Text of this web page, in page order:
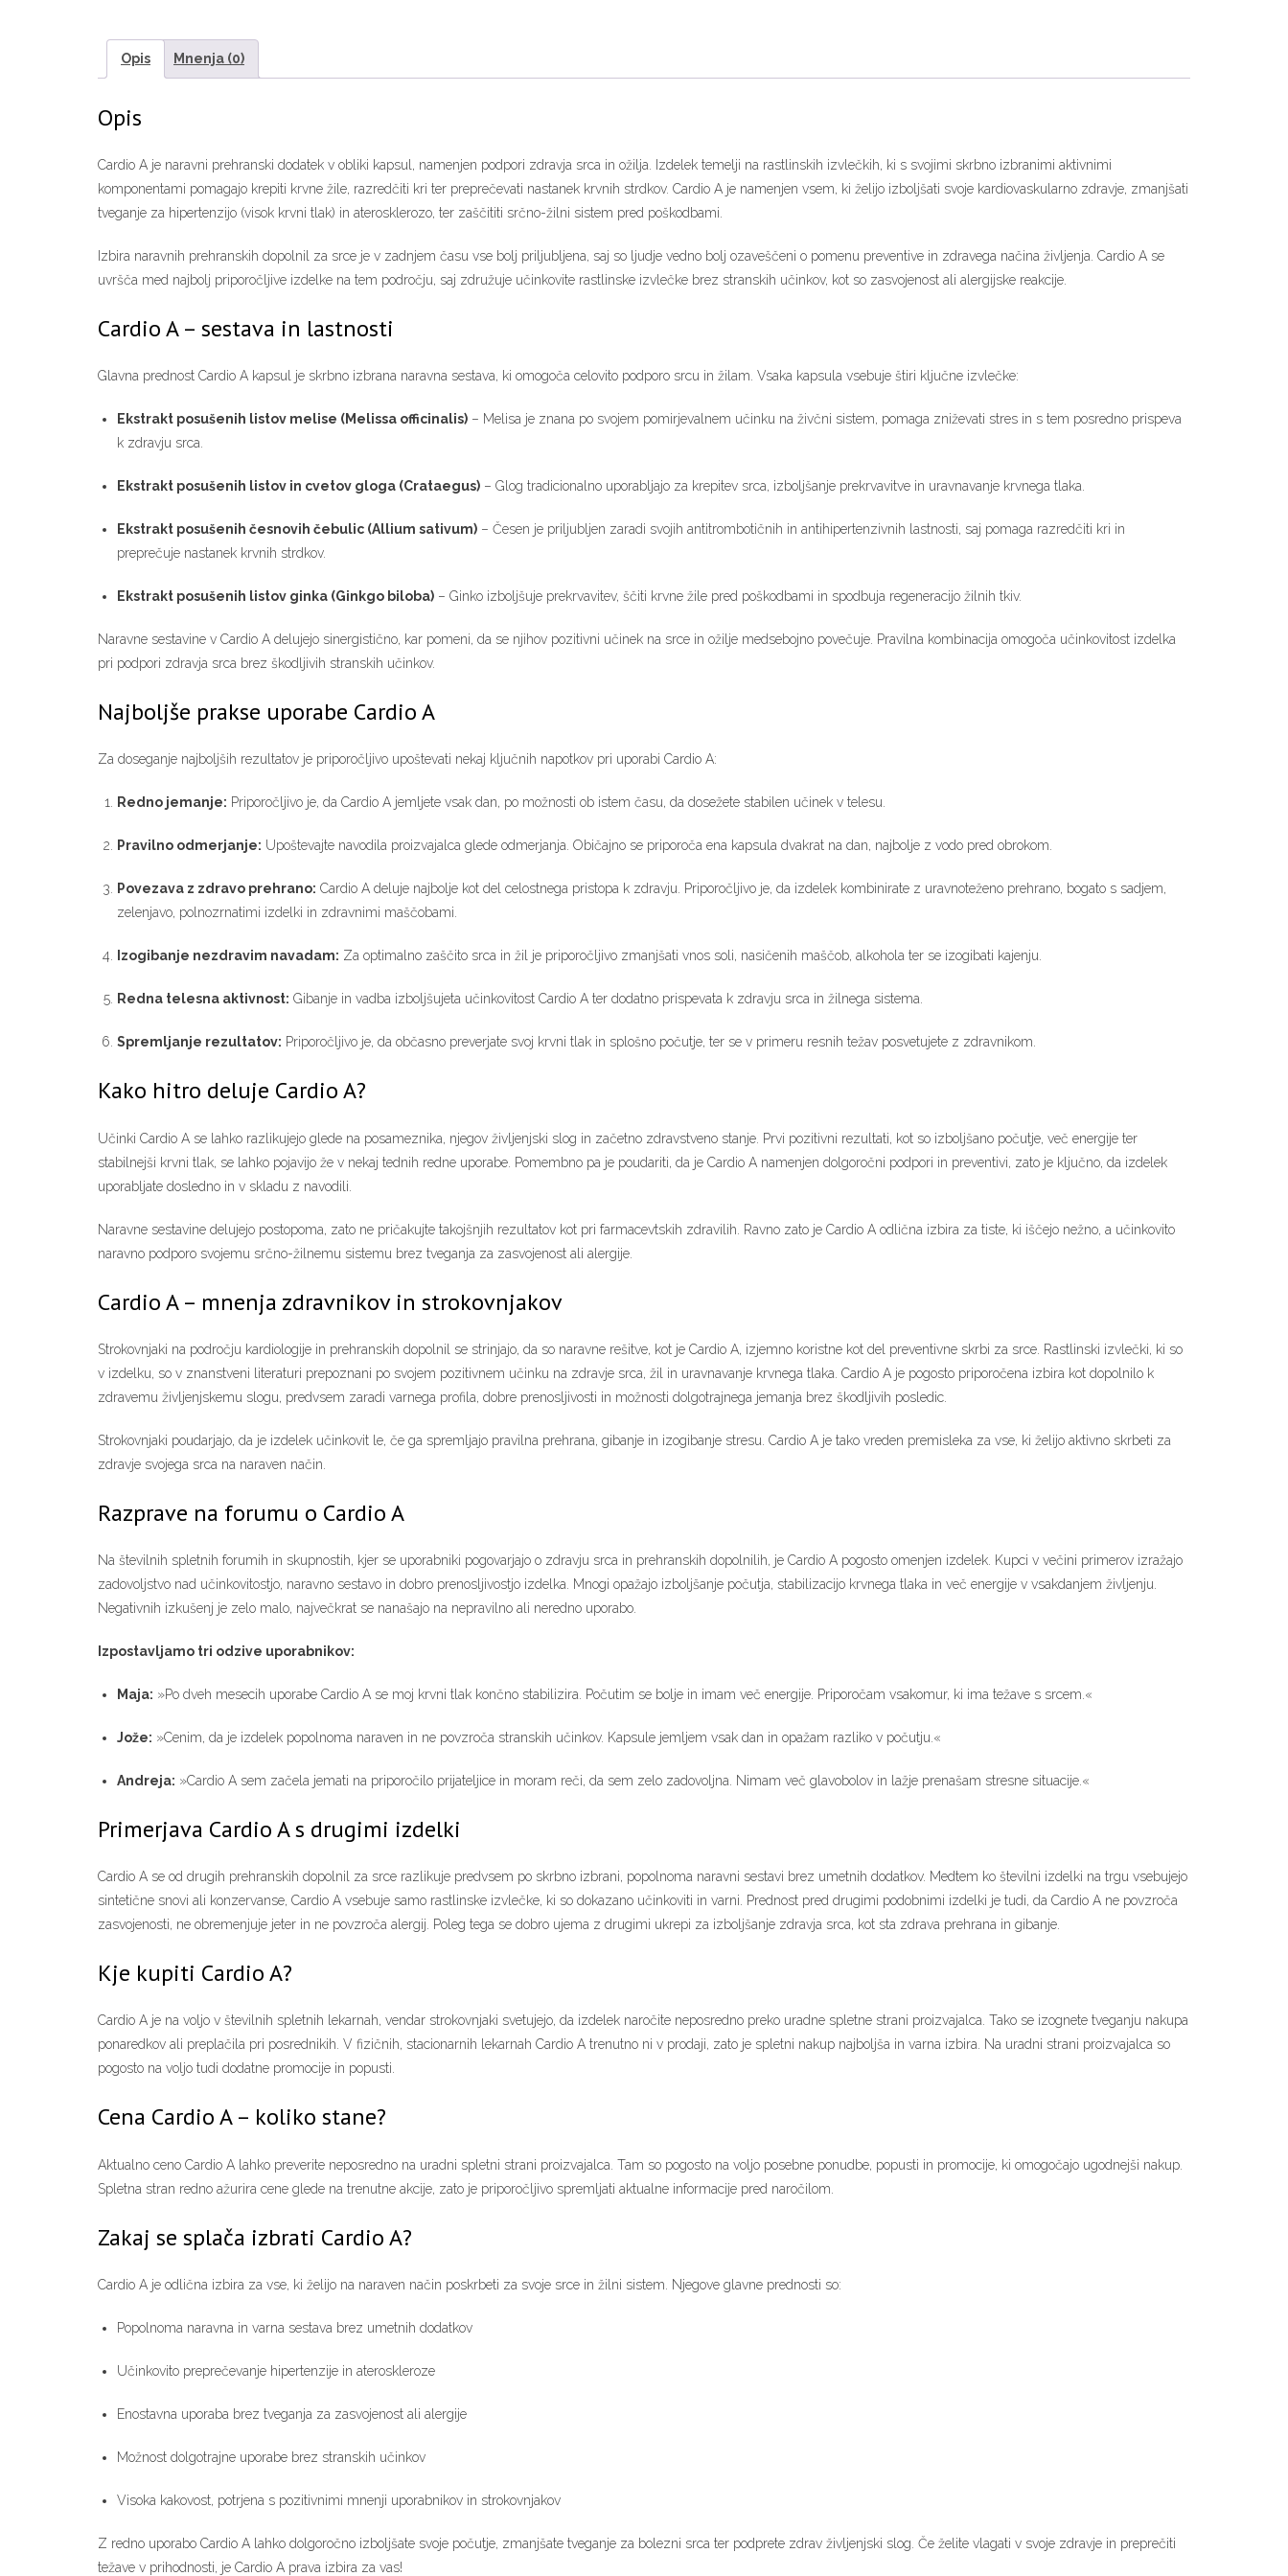
Opis Mnenja (0)
Opis
Cardio A je naravni prehranski dodatek v obliki kapsul, namenjen podpori zdravja srca in ožilja. Izdelek temelji na rastlinskih izvlečkih, ki s svojimi skrbno izbranimi aktivnimi
komponentami pomagajo krepiti krvne žile, razredčiti kri ter preprečevati nastanek krvnih strdkov. Cardio A je namenjen vsem, ki želijo izboljšati svoje kardiovaskularno zdravje, zmanjšati
tveganje za hipertenzijo (visok krvni tlak) in aterosklerozo, ter zaščititi srčno-žilni sistem pred poškodbami.
Izbira naravnih prehranskih dopolnil za srce je v zadnjem času vse bolj priljubljena, saj so ljudje vedno bolj ozaveščeni o pomenu preventive in zdravega načina življenja. Cardio A se
uvršča med najbolj priporočljive izdelke na tem področju, saj združuje učinkovite rastlinske izvlečke brez stranskih učinkov, kot so zasvojenost ali alergijske reakcije.
Cardio A – sestava in lastnosti
Glavna prednost Cardio A kapsul je skrbno izbrana naravna sestava, ki omogoča celovito podporo srcu in žilam. Vsaka kapsula vsebuje štiri ključne izvlečke:
Ekstrakt posušenih listov melise (Melissa officinalis) – Melisa je znana po svojem pomirjevalnem učinku na živčni sistem, pomaga zniževati stres in s tem posredno prispeva
k zdravju srca.
Ekstrakt posušenih listov in cvetov gloga (Crataegus) – Glog tradicionalno uporabljajo za krepitev srca, izboljšanje prekrvavitve in uravnavanje krvnega tlaka.
Ekstrakt posušenih česnovih čebulic (Allium sativum) – Česen je priljubljen zaradi svojih antitrombotičnih in antihipertenzivnih lastnosti, saj pomaga razredčiti kri in
preprečuje nastanek krvnih strdkov.
Ekstrakt posušenih listov ginka (Ginkgo biloba) – Ginko izboljšuje prekrvavitev, ščiti krvne žile pred poškodbami in spodbuja regeneracijo žilnih tkiv.
Naravne sestavine v Cardio A delujejo sinergistično, kar pomeni, da se njihov pozitivni učinek na srce in ožilje medsebojno povečuje. Pravilna kombinacija omogoča učinkovitost izdelka
pri podpori zdravja srca brez škodljivih stranskih učinkov.
Najboljše prakse uporabe Cardio A
Za doseganje najboljših rezultatov je priporočljivo upoštevati nekaj ključnih napotkov pri uporabi Cardio A:
Redno jemanje: Priporočljivo je, da Cardio A jemljete vsak dan, po možnosti ob istem času, da dosežete stabilen učinek v telesu.
Pravilno odmerjanje: Upoštevajte navodila proizvajalca glede odmerjanja. Običajno se priporoča ena kapsula dvakrat na dan, najbolje z vodo pred obrokom.
Povezava z zdravo prehrano: Cardio A deluje najbolje kot del celostnega pristopa k zdravju. Priporočljivo je, da izdelek kombinirate z uravnoteženo prehrano, bogato s sadjem,
zelenjavo, polnozrnatimi izdelki in zdravnimi maščobami.
Izogibanje nezdravim navadam: Za optimalno zaščito srca in žil je priporočljivo zmanjšati vnos soli, nasičenih maščob, alkohola ter se izogibati kajenju.
Redna telesna aktivnost: Gibanje in vadba izboljšujeta učinkovitost Cardio A ter dodatno prispevata k zdravju srca in žilnega sistema.
Spremljanje rezultatov: Priporočljivo je, da občasno preverjate svoj krvni tlak in splošno počutje, ter se v primeru resnih težav posvetujete z zdravnikom.
Kako hitro deluje Cardio A?
Učinki Cardio A se lahko razlikujejo glede na posameznika, njegov življenjski slog in začetno zdravstveno stanje. Prvi pozitivni rezultati, kot so izboljšano počutje, več energije ter
stabilnejši krvni tlak, se lahko pojavijo že v nekaj tednih redne uporabe. Pomembno pa je poudariti, da je Cardio A namenjen dolgoročni podpori in preventivi, zato je ključno, da izdelek
uporabljate dosledno in v skladu z navodili.
Naravne sestavine delujejo postopoma, zato ne pričakujte takojšnjih rezultatov kot pri farmacevtskih zdravilih. Ravno zato je Cardio A odlična izbira za tiste, ki iščejo nežno, a učinkovito
naravno podporo svojemu srčno-žilnemu sistemu brez tveganja za zasvojenost ali alergije.
Cardio A – mnenja zdravnikov in strokovnjakov
Strokovnjaki na področju kardiologije in prehranskih dopolnil se strinjajo, da so naravne rešitve, kot je Cardio A, izjemno koristne kot del preventivne skrbi za srce. Rastlinski izvlečki, ki so
v izdelku, so v znanstveni literaturi prepoznani po svojem pozitivnem učinku na zdravje srca, žil in uravnavanje krvnega tlaka. Cardio A je pogosto priporočena izbira kot dopolnilo k
zdravemu življenjskemu slogu, predvsem zaradi varnega profila, dobre prenosljivosti in možnosti dolgotrajnega jemanja brez škodljivih posledic.
Strokovnjaki poudarjajo, da je izdelek učinkovit le, če ga spremljajo pravilna prehrana, gibanje in izogibanje stresu. Cardio A je tako vreden premisleka za vse, ki želijo aktivno skrbeti za
zdravje svojega srca na naraven način.
Razprave na forumu o Cardio A
Na številnih spletnih forumih in skupnostih, kjer se uporabniki pogovarjajo o zdravju srca in prehranskih dopolnilih, je Cardio A pogosto omenjen izdelek. Kupci v večini primerov izražajo
zadovoljstvo nad učinkovitostjo, naravno sestavo in dobro prenosljivostjo izdelka. Mnogi opažajo izboljšanje počutja, stabilizacijo krvnega tlaka in več energije v vsakdanjem življenju.
Negativnih izkušenj je zelo malo, največkrat se nanašajo na nepravilno ali neredno uporabo.
Izpostavljamo tri odzive uporabnikov:
Maja: »Po dveh mesecih uporabe Cardio A se moj krvni tlak končno stabilizira. Počutim se bolje in imam več energije. Priporočam vsakomur, ki ima težave s srcem.«
Jože: »Cenim, da je izdelek popolnoma naraven in ne povzroča stranskih učinkov. Kapsule jemljem vsak dan in opažam razliko v počutju.«
Andreja: »Cardio A sem začela jemati na priporočilo prijateljice in moram reči, da sem zelo zadovoljna. Nimam več glavobolov in lažje prenašam stresne situacije.«
Primerjava Cardio A s drugimi izdelki
Cardio A se od drugih prehranskih dopolnil za srce razlikuje predvsem po skrbno izbrani, popolnoma naravni sestavi brez umetnih dodatkov. Medtem ko številni izdelki na trgu vsebujejo
sintetične snovi ali konzervanse, Cardio A vsebuje samo rastlinske izvlečke, ki so dokazano učinkoviti in varni. Prednost pred drugimi podobnimi izdelki je tudi, da Cardio A ne povzroča
zasvojenosti, ne obremenjuje jeter in ne povzroča alergij. Poleg tega se dobro ujema z drugimi ukrepi za izboljšanje zdravja srca, kot sta zdrava prehrana in gibanje.
Kje kupiti Cardio A?
Cardio A je na voljo v številnih spletnih lekarnah, vendar strokovnjaki svetujejo, da izdelek naročite neposredno preko uradne spletne strani proizvajalca. Tako se izognete tveganju nakupa
ponaredkov ali preplačila pri posrednikih. V fizičnih, stacionarnih lekarnah Cardio A trenutno ni v prodaji, zato je spletni nakup najboljša in varna izbira. Na uradni strani proizvajalca so
pogosto na voljo tudi dodatne promocije in popusti.
Cena Cardio A – koliko stane?
Aktualno ceno Cardio A lahko preverite neposredno na uradni spletni strani proizvajalca. Tam so pogosto na voljo posebne ponudbe, popusti in promocije, ki omogočajo ugodnejši nakup.
Spletna stran redno ažurira cene glede na trenutne akcije, zato je priporočljivo spremljati aktualne informacije pred naročilom.
Zakaj se splača izbrati Cardio A?
Cardio A je odlična izbira za vse, ki želijo na naraven način poskrbeti za svoje srce in žilni sistem. Njegove glavne prednosti so:
Popolnoma naravna in varna sestava brez umetnih dodatkov
Učinkovito preprečevanje hipertenzije in ateroskleroze
Enostavna uporaba brez tveganja za zasvojenost ali alergije
Možnost dolgotrajne uporabe brez stranskih učinkov
Visoka kakovost, potrjena s pozitivnimi mnenji uporabnikov in strokovnjakov
Z redno uporabo Cardio A lahko dolgoročno izboljšate svoje počutje, zmanjšate tveganje za bolezni srca ter podprete zdrav življenjski slog. Če želite vlagati v svoje zdravje in preprečiti
težave v prihodnosti, je Cardio A prava izbira za vas!